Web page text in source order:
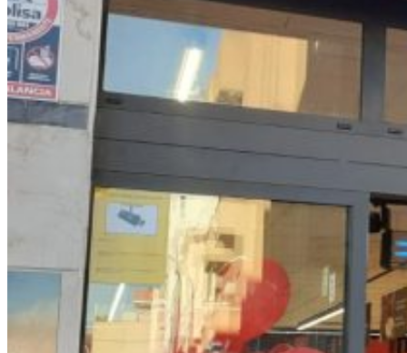
Así somos
Todo nuestro ADN: un viaje por la misión, la
Cooperativa
Somos por y para las personas. Descubre
Fundación